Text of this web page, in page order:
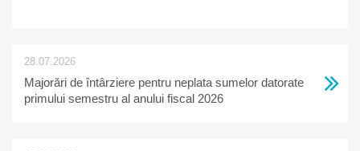
28.07.2026
Majorări de întârziere pentru neplata sumelor datorate
primului semestru al anului fiscal 2026